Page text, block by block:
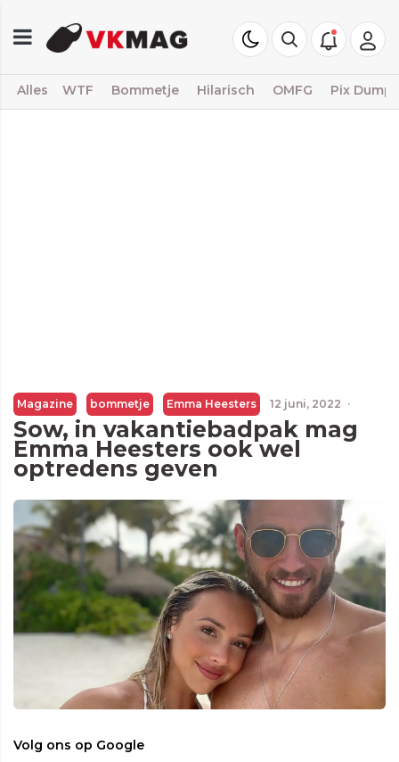
Alles WTF Bommetje Hilarisch OMFG Pix Dump
Magazine bommetje Emma Heesters 12 juni, 2022 ·
Sow, in vakantiebadpak mag
Emma Heesters ook wel
optredens geven
Volg ons op Google